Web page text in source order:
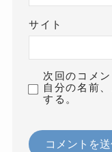
サイト
次回のコメ
自分の名前
する。